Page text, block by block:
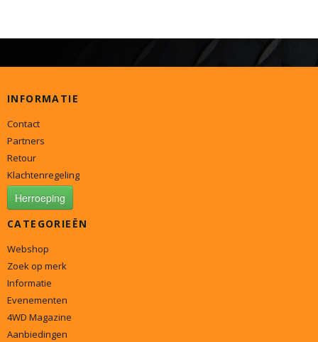
INFORMATIE
Contact
Partners
Retour
Klachtenregeling
Herroeping
CATEGORIEËN
Webshop
Zoek op merk
Informatie
Evenementen
4WD Magazine
Aanbiedingen